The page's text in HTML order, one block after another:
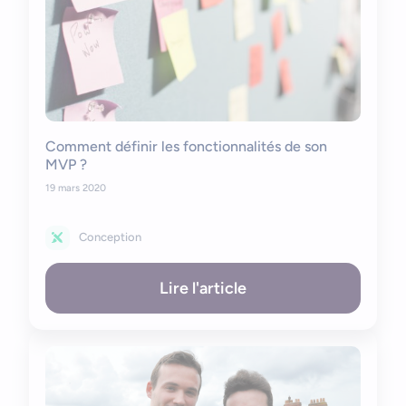
Comment définir les fonctionnalités de son
MVP ?
19 mars 2020
Conception
Lire l'article